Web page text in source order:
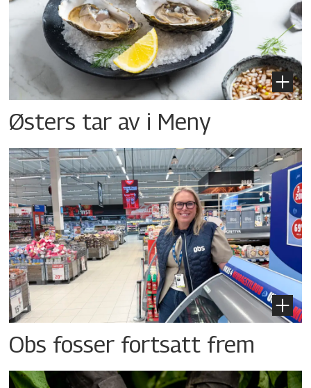
Østers tar av i Meny
Obs fosser fortsatt frem